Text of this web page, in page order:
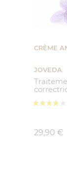
CRÈME
JOVEDA
29,90 €